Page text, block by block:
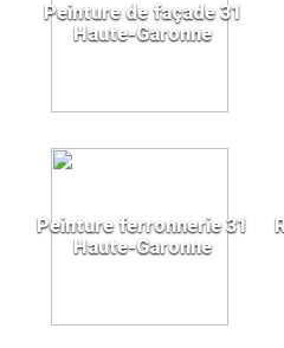
Peinture de façade 31
Haute-Garonne
Peinture ferronnerie 31
Haute-Garonne